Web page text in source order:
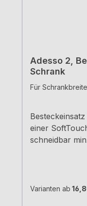
Adesso 2,
Schrank
Für
einer
schneidbar
Varianten ab